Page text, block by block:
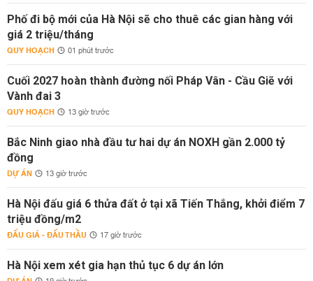
Phố đi bộ mới của Hà Nội sẽ cho thuê các gian hàng với
giá 2 triệu/tháng
QUY HOẠCH 01 phút trước
Cuối 2027 hoàn thành đường nối Pháp Vân - Cầu Giẽ với
Vành đai 3
QUY HOẠCH 13 giờ trước
Bắc Ninh giao nhà đầu tư hai dự án NOXH gần 2.000 tỷ
đồng
DỰ ÁN 13 giờ trước
Hà Nội đấu giá 6 thửa đất ở tại xã Tiến Thắng, khởi điểm 7
triệu đồng/m2
ĐẤU GIÁ - ĐẤU THẦU 17 giờ trước
Hà Nội xem xét gia hạn thủ tục 6 dự án lớn